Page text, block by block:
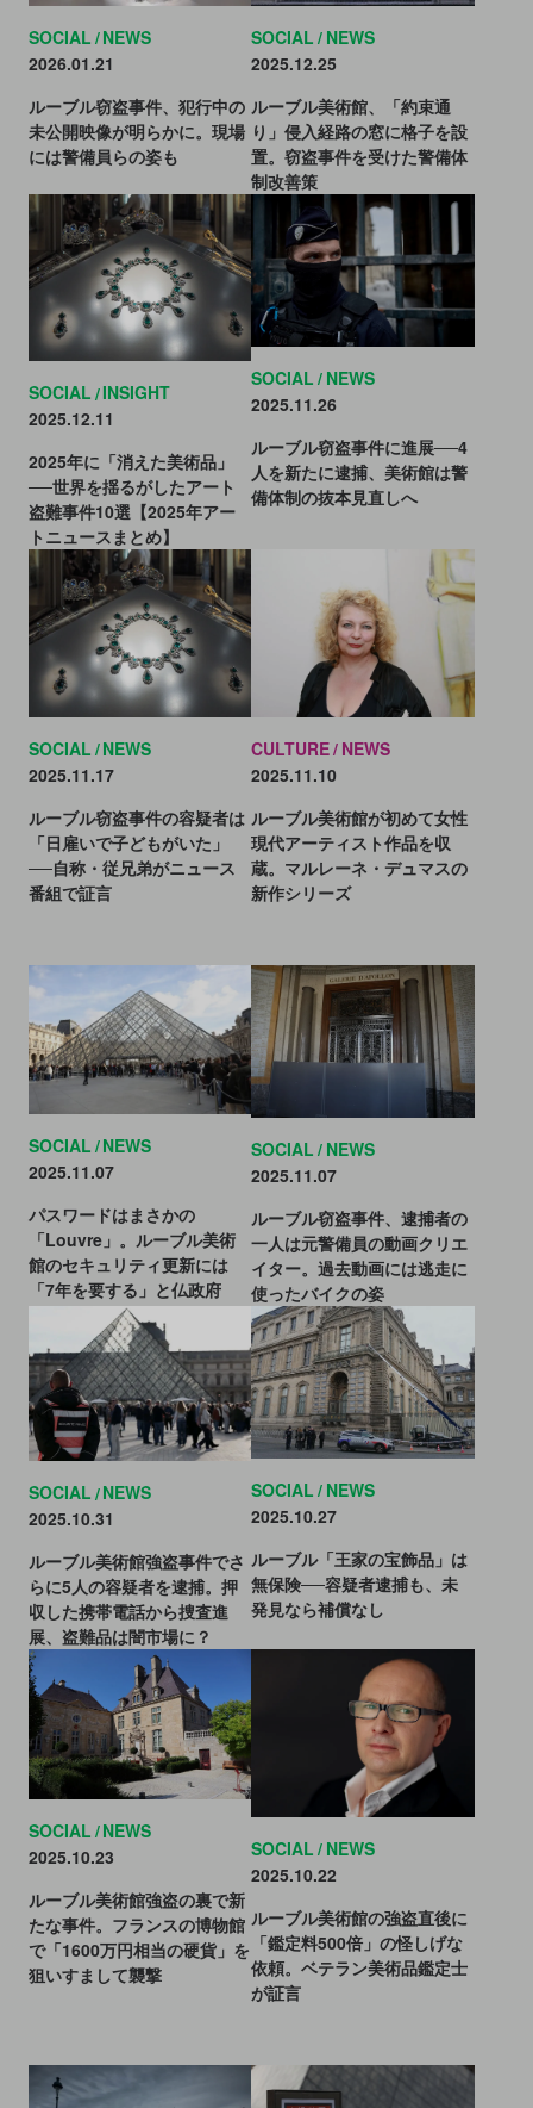
ルーブル美術館の代表的な所蔵作品として、
ダ・ヴィンチ の《モナ・リザ》 やミロの 《ヴィーナス》
ドラクロワの《民衆を導く自由の女神》、ダヴィッドの
《ナポレオン一世の戴冠式と皇妃ジョセフィーヌの戴冠》
などがある。
美術館を象徴する存在として挙げられるガラスのピラミッ
ドが建設されたのは1989年。ピラミッドは、美術館の入口
であり、地下ホールへと続く。館内は、ドゥノン翼、スュ
リー翼、リシュリュー翼の三つに分かれており、各部屋が
時代や地域ごとに分類されている。
SOCIAL NEWS
2026.01.21
ルーブル窃盗事件、犯行中の
未公開映像が明らかに。現場
には警備員らの姿も
SOCIAL NEWS
2025.12.25
ルーブル美術館、「約束通
り」侵入経路の窓に格子を設
置。窃盗事件を受けた警備体
制改善策
SOCIAL INSIGHT
2025.12.11
2025年に「消えた美術品」
──世界を揺るがしたアート
盗難事件10選【2025年アー
トニュースまとめ】
SOCIAL NEWS
2025.11.26
ルーブル窃盗事件に進展──4
人を新たに逮捕、美術館は警
備体制の抜本見直しへ
SOCIAL NEWS
2025.11.17
ルーブル窃盗事件の容疑者は
「日雇いで子どもがいた」
──自称・従兄弟がニュース
番組で証言
CULTURE NEWS
2025.11.10
ルーブル美術館が初めて女性
現代アーティスト作品を収
蔵。マルレーネ・デュマスの
新作シリーズ
SOCIAL NEWS
2025.11.07
パスワードはまさかの
「Louvre」。ルーブル美術
館のセキュリティ更新には
「7年を要する」と仏政府
SOCIAL NEWS
2025.11.07
ルーブル窃盗事件、逮捕者の
一人は元警備員の動画クリエ
イター。過去動画には逃走に
使ったバイクの姿
SOCIAL NEWS
2025.10.31
ルーブル美術館強盗事件でさ
らに5人の容疑者を逮捕。押
収した携帯電話から捜査進
展、盗難品は闇市場に？
SOCIAL NEWS
2025.10.27
ルーブル「王家の宝飾品」は
無保険──容疑者逮捕も、未
発見なら補償なし
SOCIAL NEWS
2025.10.23
ルーブル美術館強盗の裏で新
たな事件。フランスの博物館
で「1600万円相当の硬貨」を
狙いすまして襲撃
SOCIAL NEWS
2025.10.22
ルーブル美術館の強盗直後に
「鑑定料500倍」の怪しげな
依頼。ベテラン美術品鑑定士
が証言